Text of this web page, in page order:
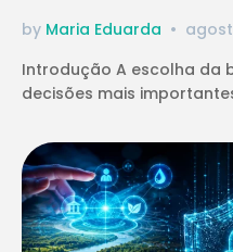
by Maria Eduarda
Introdução A escolha da
decisões mais